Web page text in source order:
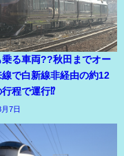
乗る車両??秋田までオー
線で白新線非経由の約12
行程で運行⁉
7日